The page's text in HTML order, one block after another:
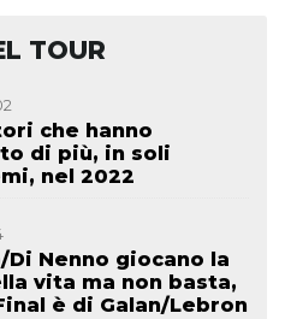
TOUR
che hanno
di più, in soli
nel 2022
Nenno giocano la
vita ma non basta,
è di Galan/Lebron